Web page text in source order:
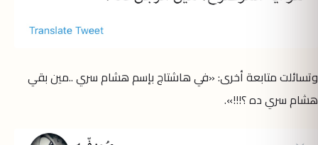
وتسائلت متابعة أخرى: «في هاشتاج بإسم هشام سري ..‏مين بقي
هشام سري ده ؟!!!».